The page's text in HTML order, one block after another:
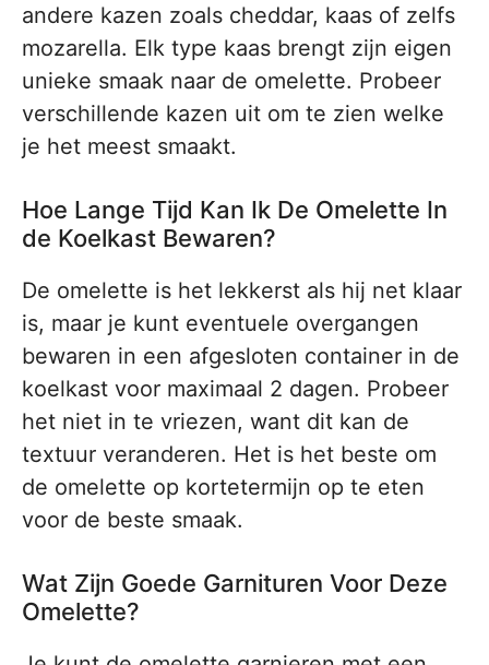
andere kazen zoals cheddar, kaas of zelfs
mozarella. Elk type kaas brengt zijn eigen
unieke smaak naar de omelette. Probeer
verschillende kazen uit om te zien welke
je het meest smaakt.
Hoe Lange Tijd Kan Ik De Omelette In
de Koelkast Bewaren?
De omelette is het lekkerst als hij net klaar
is, maar je kunt eventuele overgangen
bewaren in een afgesloten container in de
koelkast voor maximaal 2 dagen. Probeer
het niet in te vriezen, want dit kan de
textuur veranderen. Het is het beste om
de omelette op kortetermijn op te eten
voor de beste smaak.
Wat Zijn Goede Garnituren Voor Deze
Omelette?